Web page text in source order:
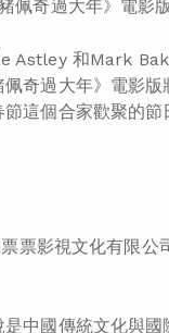
佩奇過大年》電影
Astley 和Mark
奇過大年》電影
這個合家歡聚的節
票影視文化有限
中國傳統文化與